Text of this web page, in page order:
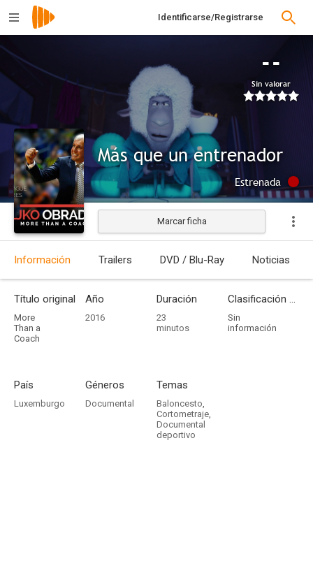
Identificarse/Registrarse
--
Sin valorar
Más que un entrenador
Estrenada
Marcar ficha
Información Trailers DVD / Blu-Ray Noticias
Título original
More
Than a
Coach
Año
2016
Duración
23
minutos
Clasificación por edades
Sin
información
País
Luxemburgo
Géneros
Documental
Temas
Baloncesto,
Cortometraje,
Documental
deportivo